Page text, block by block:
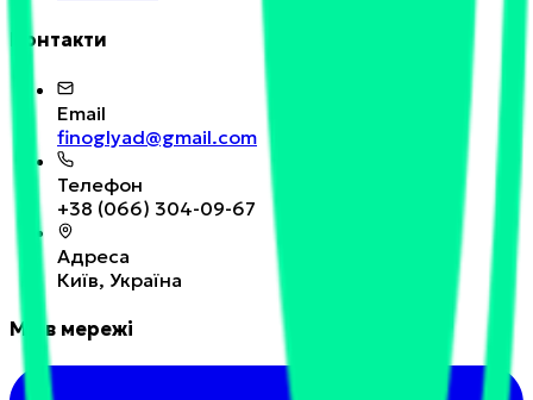
Контакти
Email
finoglyad@gmail.com
Телефон
+38 (066) 304-09-67
Адреса
Київ, Україна
Ми в мережі